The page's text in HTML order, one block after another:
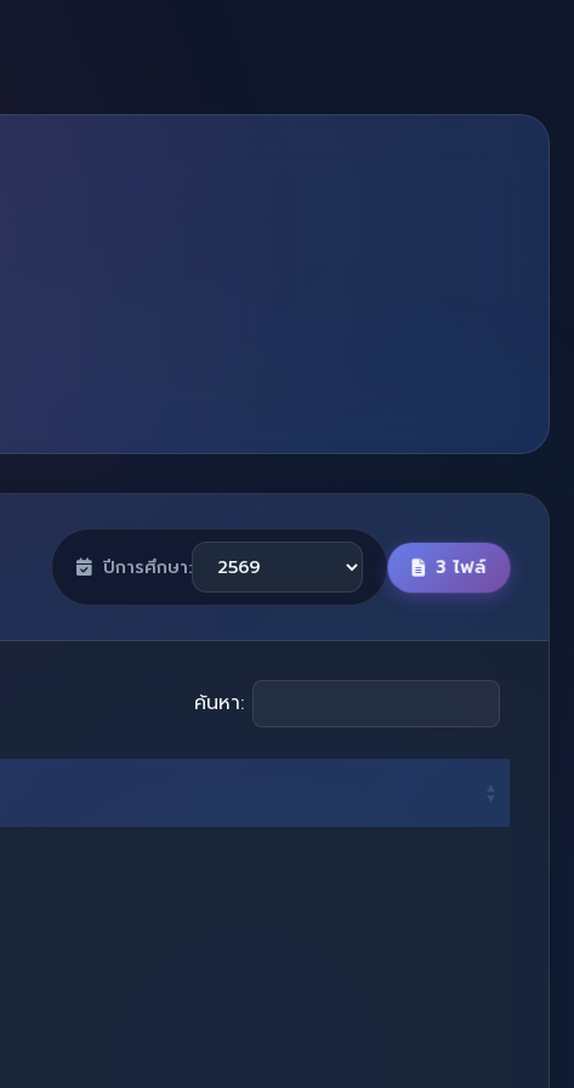
ปีการศึกษา: 3 ไฟล์
ค้นหา: